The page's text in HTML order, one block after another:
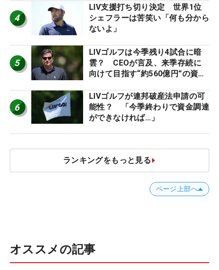
4
LIV支援打ち切り決定 世界1位
シェフラーは苦笑い「何も分から
ないよ」
5
LIVゴルフは今季残り4試合に暗
雲？ CEOが言及、来季存続に
向けて目指す“約560億円”の資金
6
LIVゴルフが連邦破産法申請の可
能性？ 「今季終わりで資金調達
ができなければ…」
ランキングをもっと見る
ページ上部へ
オススメの記事